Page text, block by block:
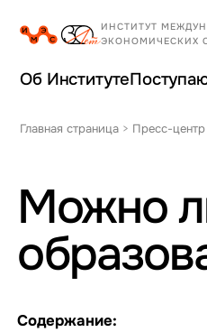
Об Институте
Главная страница > Пресс-центр
Можно
Содержание: